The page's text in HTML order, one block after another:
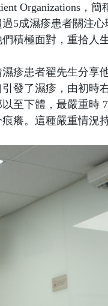
Organizations，
5成濕疹患者關注
積極面對，重拾人生
疹患者翟先生分享
引發了濕疹，由初時
至下體，最嚴重時
痕癢。這種嚴重情況